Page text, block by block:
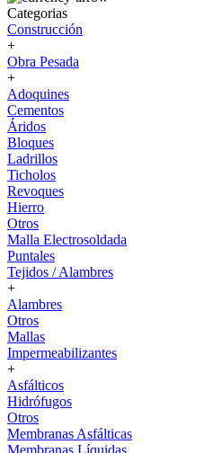
Categorias
Construcción
+
Obra Pesada
+
Adoquines
Cementos
Áridos
Bloques
Ladrillos
Ticholos
Revoques
Hierro
Otros
Malla Electrosoldada
Puntales
Tejidos / Alambres
+
Alambres
Otros
Mallas
Impermeabilizantes
+
Asfálticos
Hidrófugos
Otros
Membranas Asfálticas
Membranas Líquidas